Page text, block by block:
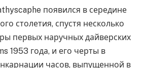
появился в середине
столетия, спустя несколько
первых наручных дайверских
1953 года, и его черты в
часов, выпущенной в